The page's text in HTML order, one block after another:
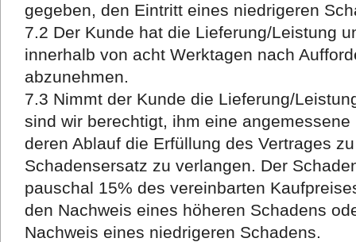
gegeben, den Eintritt eines niedrigeren
7.2 Der Kunde hat die Lieferung/Leistung
innerhalb von acht Werktagen nach
abzunehmen.
7.3 Nimmt der Kunde die Lieferung/
sind wir berechtigt, ihm eine
deren Ablauf die Erfüllung des Vertrages
Schadensersatz zu verlangen. Der
pauschal 15% des vereinbarten
den Nachweis eines höheren Schadens
Nachweis eines niedrigeren Schadens.